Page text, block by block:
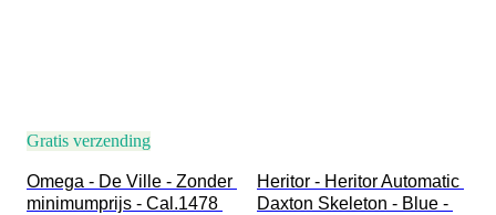
Gratis verzending
Omega - De Ville - Zonder
minimumprijs - Cal.1478
Heritor - Heritor Automatic
Daxton Skeleton - Blue -